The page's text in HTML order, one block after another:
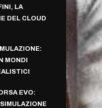
LA
DEL CLOUD
MONDI
EVO: